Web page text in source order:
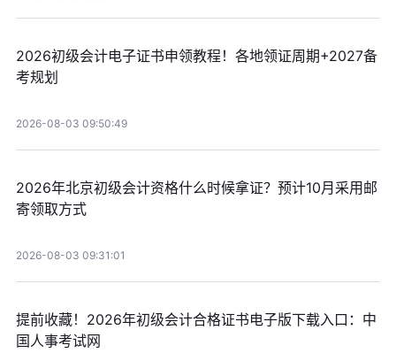
2026初级会计电子证书申领教程！各地领证周期+2027备
考规划
2026-08-03 09:50:49
2026年北京初级会计资格什么时候拿证？预计10月采用邮
寄领取方式
2026-08-03 09:31:01
提前收藏！2026年初级会计合格证书电子版下载入口：中
国人事考试网